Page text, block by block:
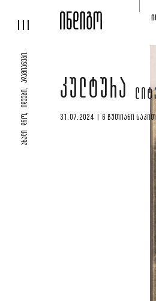
ᲐᲮᲐᲚᲘ ᲓᲠᲝ, ᲘᲓᲔᲔᲑᲘ, ᲐᲓᲐᲛᲘᲐᲜᲔᲑᲘ. ᲙᲣᲚᲢᲣᲠᲐ
31.07.2024 | 6 ᲬᲣᲗᲘᲐᲜᲘ